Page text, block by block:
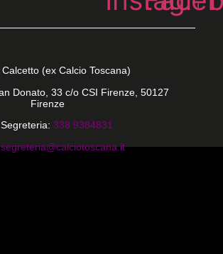
(ex Calcio Toscana)
Donato, 33 c/o CSI Firenze, 50127
Firenze
338 9384831
segreteria@calciotoscana.it